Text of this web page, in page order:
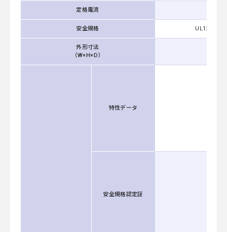
定格電流
安全規格 UL1283,
外形寸法
（W×H×D）
特性データ
安全規格認定証